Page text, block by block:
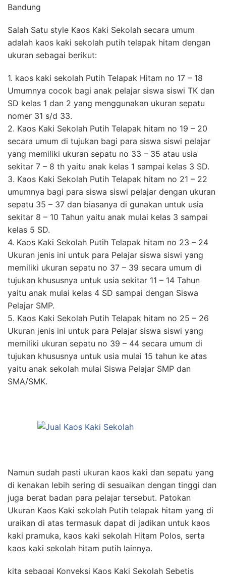
Bandung
Salah Satu style Kaos Kaki Sekolah secara umum
adalah kaos kaki sekolah putih telapak hitam dengan
ukuran sebagai berikut:
1. kaos kaki sekolah Putih Telapak Hitam no 17 – 18
Umumnya cocok bagi anak pelajar siswa siswi TK dan
SD kelas 1 dan 2 yang menggunakan ukuran sepatu
nomer 31 s/d 33.
2. Kaos Kaki Sekolah Putih Telapak hitam no 19 – 20
secara umum di tujukan bagi para siswa siswi pelajar
yang memiliki ukuran sepatu no 33 – 35 atau usia
sekitar 7 – 8 th yaitu anak kelas 1 sampai kelas 3 SD.
3. Kaos Kaki Sekolah Putih Telapak hitam no 21 – 22
umumnya bagi para siswa siswi pelajar dengan ukuran
sepatu 35 – 37 dan biasanya di gunakan untuk usia
sekitar 8 – 10 Tahun yaitu anak mulai kelas 3 sampai
kelas 5 SD.
4. Kaos Kaki Sekolah Putih Telapak hitam no 23 – 24
Ukuran jenis ini untuk para Pelajar siswa siswi yang
memiliki ukuran sepatu no 37 – 39 secara umum di
tujukan khususnya untuk usia sekitar 11 – 14 Tahun
yaitu anak mulai kelas 4 SD sampai dengan Siswa
Pelajar SMP.
5. Kaos Kaki Sekolah Putih Telapak hitam no 25 – 26
Ukuran jenis ini untuk para Pelajar siswa siswi yang
memiliki ukuran sepatu no 39 – 44 secara umum di
tujukan khususnya untuk usia mulai 15 tahun ke atas
yaitu anak sekolah mulai Siswa Pelajar SMP dan
SMA/SMK.
Namun sudah pasti ukuran kaos kaki dan sepatu yang
di kenakan lebih sering di sesuaikan dengan tinggi dan
juga berat badan para pelajar tersebut. Patokan
Ukuran Kaos Kaki sekolah Putih telapak hitam yang di
uraikan di atas termasuk dapat di jadikan untuk kaos
kaki pramuka, kaos kaki sekolah Hitam Polos, serta
kaos kaki sekolah hitam putih lainnya.
kita sebagai Konveksi Kaos Kaki Sekolah Sebetis